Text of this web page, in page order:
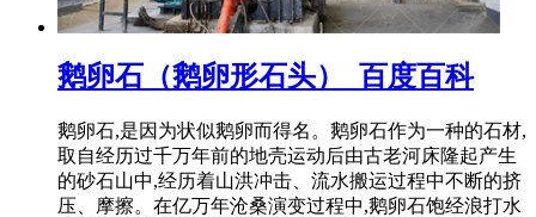
鹅卵石（鹅卵形石头）_百度百科
鹅卵石,是因为状似鹅卵而得名。鹅卵石作为一种的石材,
取自经历过千万年前的地壳运动后由古老河床隆起产生
的砂石山中,经历着山洪冲击、流水搬运过程中不断的挤
压、摩擦。在亿万年沧桑演变过程中,鹅卵石饱经浪打水